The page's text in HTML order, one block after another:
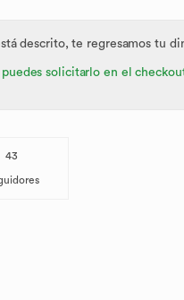
descrito, te regresamos tu
solicitarlo en el
43